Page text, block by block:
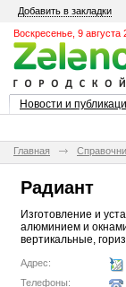
Добавить в закладки
Воскресенье, 9 августа
Новости и
Главная
Радиант
Изготовление и
алюминием и
вертикальные,
Адрес:
Телефоны: